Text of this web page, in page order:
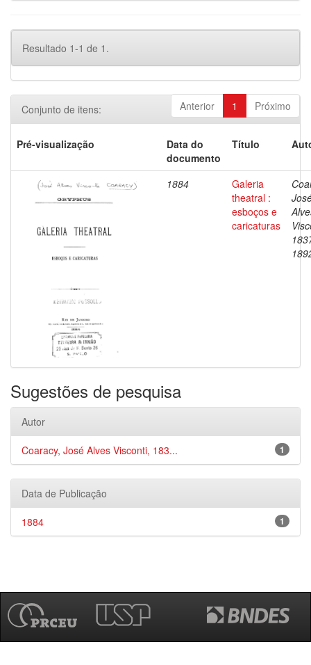
Resultado 1-1 de 1.
Anterior 1 Próximo
Conjunto de itens:
Pré-visualização
Data do
documento
Título
1884
Galeria
theatral :
esboços e
caricaturas
Sugestões de pesquisa
Autor
1
Coaracy, José Alves Visconti, 183...
Data de Publicação
1
1884